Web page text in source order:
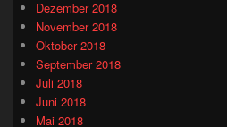
Dezember 2018
November 2018
Oktober 2018
September 2018
Juli 2018
Juni 2018
Mai 2018